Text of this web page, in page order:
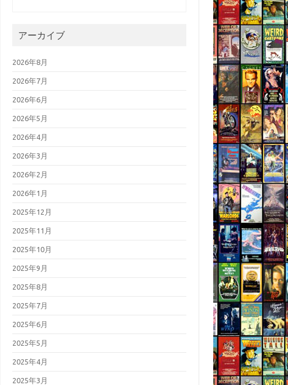
アーカイブ
2026年8月
2026年7月
2026年6月
2026年5月
2026年4月
2026年3月
2026年2月
2026年1月
2025年12月
2025年11月
2025年10月
2025年9月
2025年8月
2025年7月
2025年6月
2025年5月
2025年4月
2025年3月